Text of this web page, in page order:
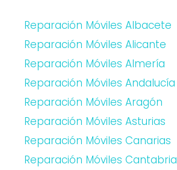
Reparación Móviles Albacete
Reparación Móviles Alicante
Reparación Móviles Almería
Reparación Móviles Andalucía
Reparación Móviles Aragón
Reparación Móviles Asturias
Reparación Móviles Canarias
Reparación Móviles Cantabria